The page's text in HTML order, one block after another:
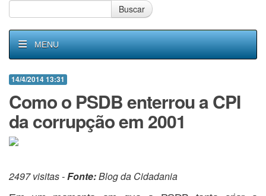
Buscar
MENU
14/4/2014 13:31
Como o PSDB enterrou a CPI
da corrupção em 2001
2497 visitas -Fonte:Blog da Cidadania